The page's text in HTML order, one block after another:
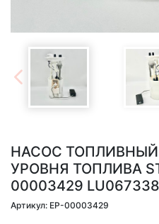
НАСОС
УРОВНЯ ТОПЛИВА
00003429 LU067338
Артикул: EP-00003429